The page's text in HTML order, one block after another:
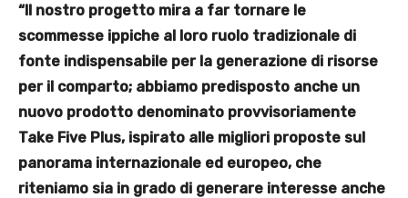
“Il nostro progetto mira a far tornare le
scommesse ippiche al loro ruolo tradizionale di
fonte indispensabile per la generazione di risorse
per il comparto; abbiamo predisposto anche un
nuovo prodotto denominato provvisoriamente
Take Five Plus, ispirato alle migliori proposte sul
panorama internazionale ed europeo, che
riteniamo sia in grado di generare interesse anche